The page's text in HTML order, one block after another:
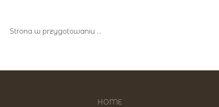
Strona w przygotowaniu ...
HOME